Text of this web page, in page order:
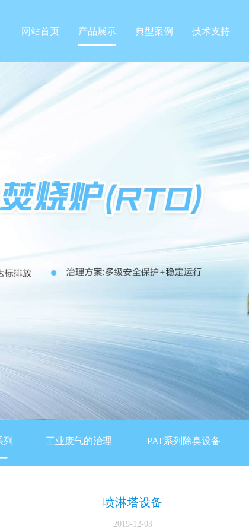
网站首页 产品展示 典型案例 技术支持
工业废气的治理 PAT系列除臭设备
喷淋塔设备
2019-12-03